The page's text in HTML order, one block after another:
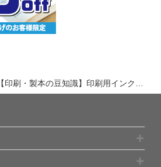
【印刷・製本の豆知識】印刷用インクについて